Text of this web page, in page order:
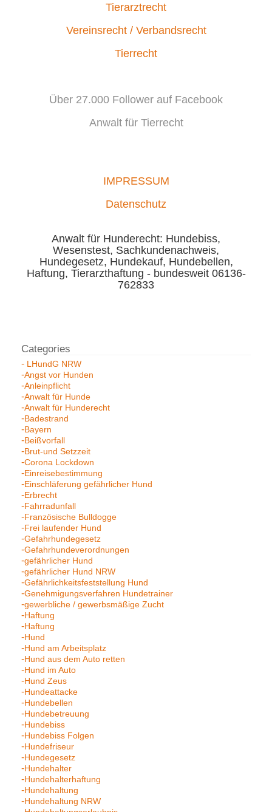
Tierarztrecht
Vereinsrecht / Verbandsrecht
Tierrecht
Über 27.000 Follower auf Facebook
Anwalt für Tierrecht
IMPRESSUM
Datenschutz
Anwalt für Hunderecht: Hundebiss,
Wesenstest, Sachkundenachweis,
Hundegesetz, Hundekauf, Hundebellen,
Haftung, Tierarzthaftung - bundesweit 06136-
762833
LHundG NRW
Angst vor Hunden
Anleinpflicht
Anwalt für Hunde
Anwalt für Hunderecht
Badestrand
Bayern
Beißvorfall
Brut-und Setzzeit
Corona Lockdown
Einreisebestimmung
Einschläferung gefährlicher Hund
Erbrecht
Fahrradunfall
Französische Bulldogge
Frei laufender Hund
Gefahrhundegesetz
Gefahrhundeverordnungen
gefährlicher Hund
gefährlicher Hund NRW
Gefährlichkeitsfeststellung Hund
Genehmigungsverfahren Hundetrainer
gewerbliche / gewerbsmäßige Zucht
Haftung
Haftung
Hund
Hund am Arbeitsplatz
Hund aus dem Auto retten
Hund im Auto
Hund Zeus
Hundeattacke
Hundebellen
Hundebetreuung
Hundebiss
Hundebiss Folgen
Hundefriseur
Hundegesetz
Hundehalter
Hundehalterhaftung
Hundehaltung
Hundehaltung NRW